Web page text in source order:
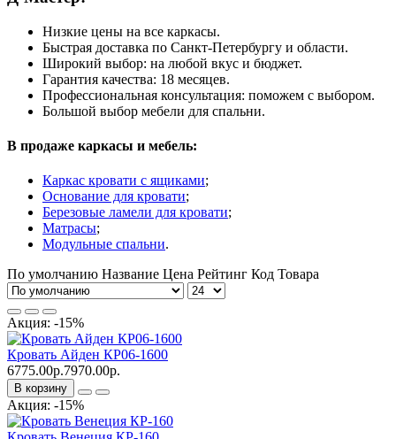
Низкие цены на все каркасы.
Быстрая доставка по Санкт-Петербургу и области.
Широкий выбор: на любой вкус и бюджет.
Гарантия качества: 18 месяцев.
Профессиональная консультация: поможем с выбором.
Большой выбор мебели для спальни.
В продаже каркасы и мебель:
Каркас кровати с ящиками;
Основание для кровати;
Березовые ламели для кровати;
Матрасы;
Модульные спальни.
По умолчанию Название Цена Рейтинг Код Товара
Акция: -15%
Кровать Айден КР06-1600
6775.00р.7970.00р.
В корзину
Акция: -15%